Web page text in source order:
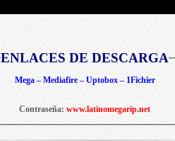
ENLACES DE DESCARGA
Mega – Mediafire – Uptobox – 1Fichier
Contraseña: www.latinomegarip.net